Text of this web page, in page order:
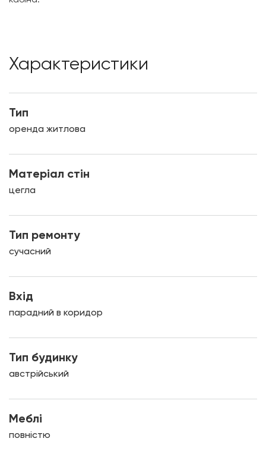
Характеристики
Тип
оренда житлова
Матеріал стін
цегла
Тип ремонту
сучасний
Вхід
парадний в коридор
Тип будинку
австрійський
Меблі
повністю